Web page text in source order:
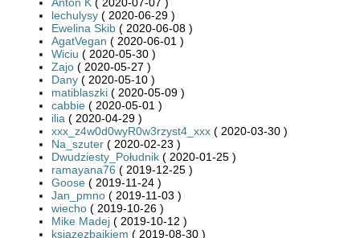
lechulysy ( 2020-06-29 )
Ewelina Skib ( 2020-06-08 )
AgatVegan ( 2020-06-01 )
Wiciu ( 2020-05-30 )
Zajo ( 2020-05-27 )
Dany ( 2020-05-10 )
matiblaszki ( 2020-05-09 )
cabbie ( 2020-05-01 )
ilia ( 2020-04-29 )
xxx_z4w0d0wyR0w3rzyst4_xxx ( 2020-03-30 )
Na_szuter ( 2020-02-23 )
Dwudziesty_Południk ( 2020-01-25 )
ramayana76 ( 2019-12-25 )
Goose ( 2019-11-24 )
Jan_pmno ( 2019-11-03 )
wiecho ( 2019-10-26 )
Mike Madej ( 2019-10-12 )
ksiazezbajkiem ( 2019-08-30 )